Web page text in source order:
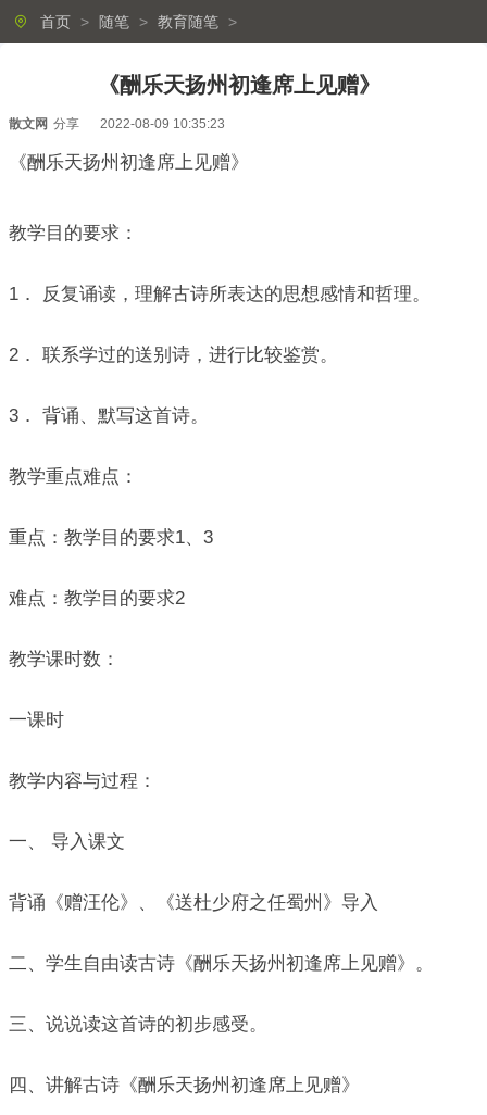
首页 > 随笔 > 教育随笔 >
《酬乐天扬州初逢席上见赠》
散文网 分享 2022-08-09 10:35:23
《酬乐天扬州初逢席上见赠》
教学目的要求：
1． 反复诵读，理解古诗所表达的思想感情和哲理。
2． 联系学过的送别诗，进行比较鉴赏。
3． 背诵、默写这首诗。
教学重点难点：
重点：教学目的要求1、3
难点：教学目的要求2
教学课时数：
一课时
教学内容与过程：
一、 导入课文
背诵《赠汪伦》、《送杜少府之任蜀州》导入
二、学生自由读古诗《酬乐天扬州初逢席上见赠》。
三、说说读这首诗的初步感受。
四、讲解古诗《酬乐天扬州初逢席上见赠》